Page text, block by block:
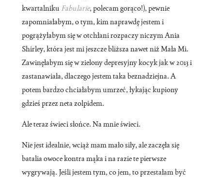
kwartalniku Fabularie, polecam gorąco!), pewnie
zapomniałabym, o tym, kim naprawdę jestem i
pogrążyłabym się w otchłani rozpaczy niczym Ania
Shirley, która jest mi jeszcze bliższa nawet niż Mała Mi.
Zawinęłabym się w zielony depresyjny kocyk jak w 2013 i
zastanawiała, dlaczego jestem taka beznadziejna. A
potem bardzo chciałabym umrzeć, łykając kupiony
gdzieś przez neta zolpidem.
Ale teraz świeci słońce. Na mnie świeci.
Nie jest idealnie, wciąż mam mało siły, ale zaczęła się
batalia owoce kontra mąka i na razie te pierwsze
wygrywają. Jeśli jestem tym, co jem, to przestałam być